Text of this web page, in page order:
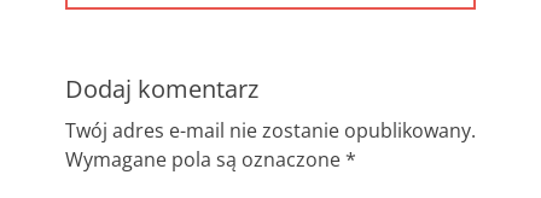
Dodaj komentarz
Twój adres e-mail nie zostanie opublikowany.
Wymagane pola są oznaczone*